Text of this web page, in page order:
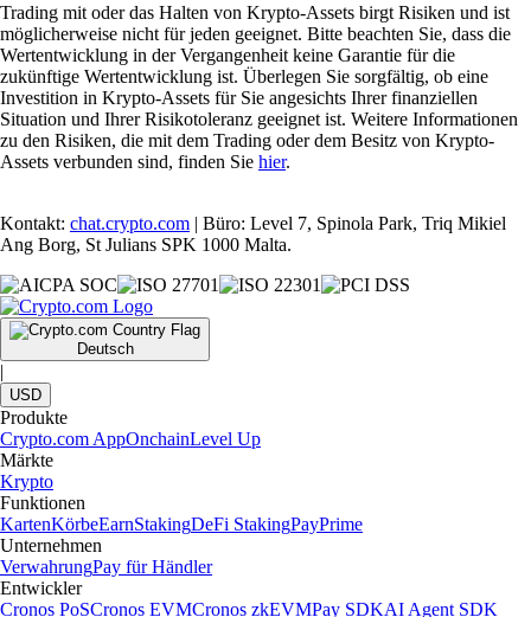
Trading mit oder das Halten von Krypto-Assets birgt Risiken und ist
möglicherweise nicht für jeden geeignet. Bitte beachten Sie, dass die
Wertentwicklung in der Vergangenheit keine Garantie für die
zukünftige Wertentwicklung ist. Überlegen Sie sorgfältig, ob eine
Investition in Krypto-Assets für Sie angesichts Ihrer finanziellen
Situation und Ihrer Risikotoleranz geeignet ist. Weitere Informationen
zu den Risiken, die mit dem Trading oder dem Besitz von Krypto-
Assets verbunden sind, finden Sie hier.
Kontakt: chat.crypto.com | Büro: Level 7, Spinola Park, Triq Mikiel
Ang Borg, St Julians SPK 1000 Malta.
Deutsch
|
USD
Produkte
Crypto.com AppOnchainLevel Up
Märkte
Krypto
Funktionen
KartenKörbeEarnStakingDeFi StakingPayPrime
Unternehmen
VerwahrungPay für Händler
Entwickler
Cronos PoSCronos EVMCronos zkEVMPay SDKAI Agent SDK